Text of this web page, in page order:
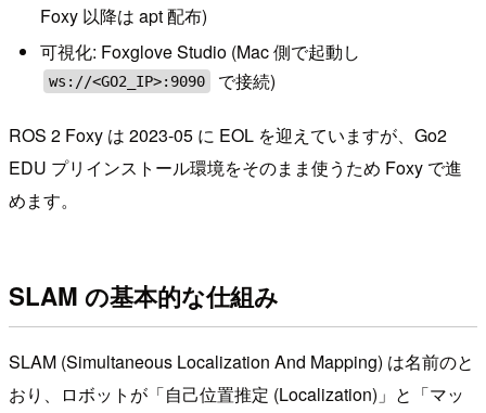
Foxy 以降は apt 配布)
可視化: Foxglove Studio (Mac 側で起動し
ws://<GO2_IP>:9090 で接続)
ROS 2 Foxy は 2023-05 に EOL を迎えていますが、Go2
EDU プリインストール環境をそのまま使うため Foxy で進
めます。
SLAM の基本的な仕組み
SLAM (Simultaneous Localization And Mapping) は名前のと
おり、ロボットが「自己位置推定 (Localization)」と「マッ